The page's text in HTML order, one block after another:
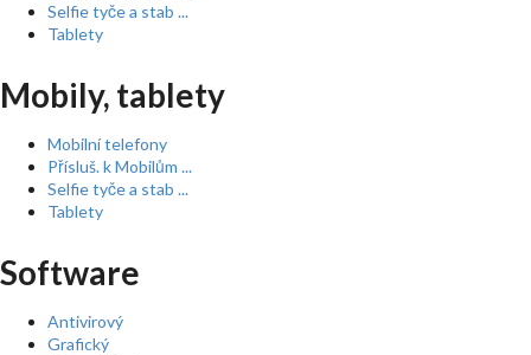
Selfie tyče a stab ...
Tablety
Mobily, tablety
Mobilní telefony
Přísluš. k Mobilům ...
Selfie tyče a stab ...
Tablety
Software
Antivirový
Grafický